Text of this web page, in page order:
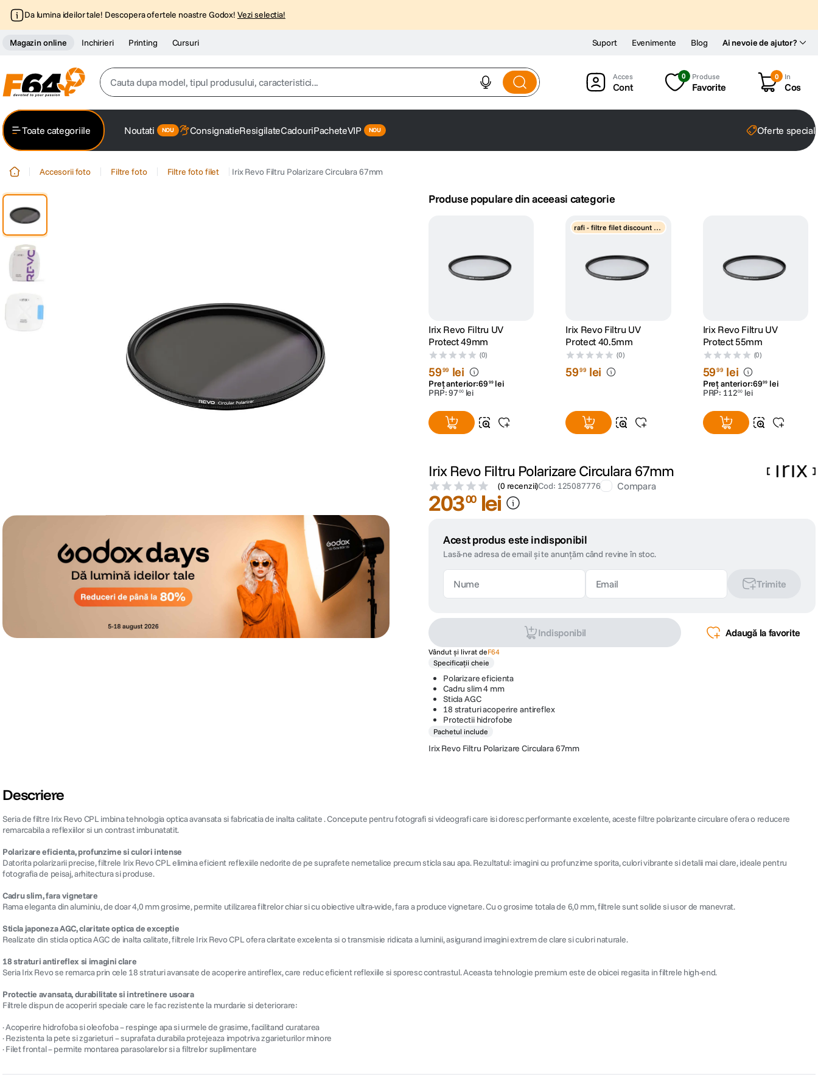
Da lumina ideilor tale! Descopera ofertele noastre Godox! Vezi selectia!
Magazin online Inchirieri Printing Cursuri Ai nevoie de ajutor?
Suport Evenimente Blog
Cauta dupa model, tipul produsului, caracteristici...
2 trepied
sony fx
8.
dji mic mini
Cont
0 Produse
Favorite
0 In
Cos
Toate categoriile Noutati ConsignatieResigilateCadouriPacheteVIP Oferte
Accesorii foto Filtre foto Filtre foto filet Irix Revo Filtru Polarizare Circulara 67mm
Produse populare din aceeasi categorie
Irix Revo Filtru UV
Protect 49mm
(0)
5999 lei
Preț anterior:69 99 lei
PRP:97 00 lei
rafi - filtre filet discount pr
Irix Revo Filtru UV
Protect 40.5mm
(0)
5999 lei
Irix Revo Filtru UV
Protect 55mm
(0)
5999 lei
Preț anterior:6999 lei
PRP: 11200 lei
Irix Revo Filtru Polarizare Circulara 67mm
(0 recenzii)Cod: 125087776 Compara
20300 lei
Acest produs este indisponibil
Lasă-ne adresa de email și te anunțăm când revine în stoc.
Trimite
Indisponibil Adaugă la favorite
Vândut și livrat deF64
Specificații cheie
Polarizare eficienta
Cadru slim 4 mm
Sticla AGC
18 straturi acoperire antireflex
Protectii hidrofobe
Pachetul include
Irix Revo Filtru Polarizare Circulara 67mm
Descriere
Seria de filtre Irix Revo CPL imbina tehnologia optica avansata si fabricatia de inalta calitate . Concepute pentru fotografi si videografi care isi doresc performante excelente, aceste filtre polarizante circulare ofera o reducere
remarcabila a reflexiilor si un contrast imbunatatit.
Polarizare eficienta, profunzime si culori intense
Datorita polarizarii precise, filtrele Irix Revo CPL elimina eficient reflexiile nedorite de pe suprafete nemetalice precum sticla sau apa. Rezultatul: imagini cu profunzime sporita, culori vibrante si detalii mai clare, ideale pentru
fotografia de peisaj, arhitectura si produse.
Cadru slim, fara vignetare
Rama eleganta din aluminiu, de doar 4,0 mm grosime, permite utilizarea filtrelor chiar si cu obiective ultra-wide, fara a produce vignetare. Cu o grosime totala de 6,0 mm, filtrele sunt solide si usor de manevrat.
Sticla japoneza AGC, claritate optica de exceptie
Realizate din sticla optica AGC de inalta calitate, filtrele Irix Revo CPL ofera claritate excelenta si o transmisie ridicata a luminii, asigurand imagini extrem de clare si culori naturale.
18 straturi antireflex si imagini clare
Seria Irix Revo se remarca prin cele 18 straturi avansate de acoperire antireflex, care reduc eficient reflexiile si sporesc contrastul. Aceasta tehnologie premium este de obicei regasita in filtrele high-end.
Protectie avansata, durabilitate si intretinere usoara
Filtrele dispun de acoperiri speciale care le fac rezistente la murdarie si deteriorare:
· Acoperire hidrofoba si oleofoba – respinge apa si urmele de grasime, facilitand curatarea
· Rezistenta la pete si zgarieturi – suprafata durabila protejeaza impotriva zgarieturilor minore
· Filet frontal – permite montarea parasolarelor si a filtrelor suplimentare